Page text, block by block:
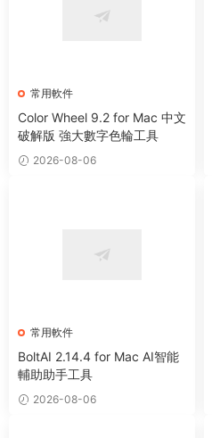
常用軟件
Color Wheel 9.2 for Mac 中文
破解版 強大數字色輪工具
2026-08-06
常用軟件
BoltAI 2.14.4 for Mac AI智能
輔助助手工具
2026-08-06